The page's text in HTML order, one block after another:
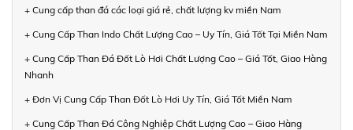
+ Cung cấp than đá các loại giá rẻ, chất lượng kv miền Nam
+ Cung Cấp Than Indo Chất Lượng Cao – Uy Tín, Giá Tốt Tại Miền Nam
+ Cung Cấp Than Đá Đốt Lò Hơi Chất Lượng Cao – Giá Tốt, Giao Hàng
Nhanh
+ Đơn Vị Cung Cấp Than Đốt Lò Hơi Uy Tín, Giá Tốt Miền Nam
+ Cung Cấp Than Đá Công Nghiệp Chất Lượng Cao – Giao Hàng